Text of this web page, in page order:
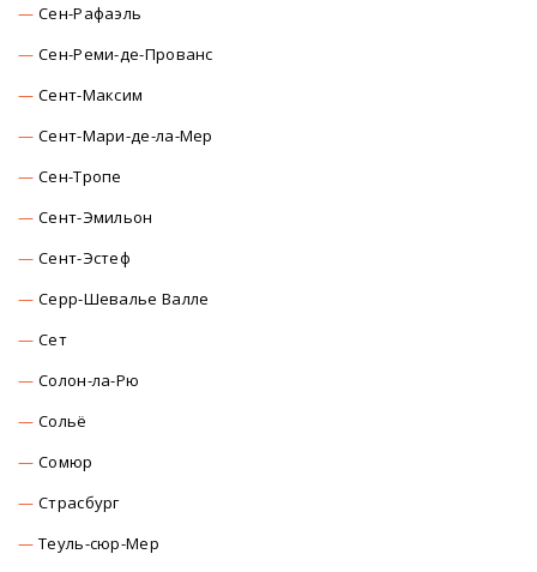
Сен-Рафаэль
Сен-Реми-де-Прованс
Сент-Максим
Сент-Мари-де-ла-Мер
Сен-Тропе
Сент-Эмильон
Сент-Эстеф
Серр-Шевалье Валле
Сет
Солон-ла-Рю
Сольё
Сомюр
Страсбург
Теуль-сюр-Мер